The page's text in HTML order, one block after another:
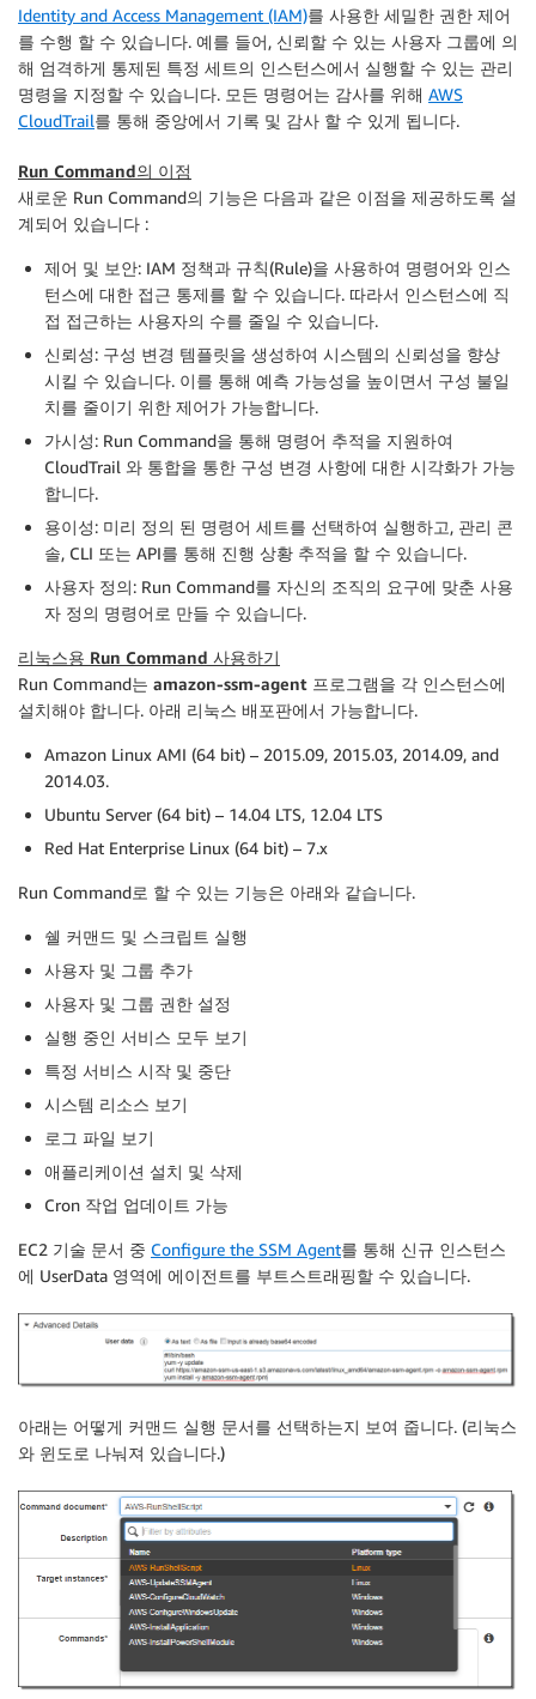
Identity and Access Management (IAM)를 사용한 세밀한 권한 제어
를 수행 할 수 있습니다. 예를 들어, 신뢰할 수 있는 사용자 그룹에 의
해 엄격하게 통제된 특정 세트의 인스턴스에서 실행할 수 있는 관리
명령을 지정할 수 있습니다. 모든 명령어는 감사를 위해 AWS
CloudTrail를 통해 중앙에서 기록 및 감사 할 수 있게 됩니다.
Run Command의 이점
새로운 Run Command의 기능은 다음과 같은 이점을 제공하도록 설
계되어 있습니다 :
제어 및 보안: IAM 정책과 규칙(Rule)을 사용하여 명령어와 인스
턴스에 대한 접근 통제를 할 수 있습니다. 따라서 인스턴스에 직
접 접근하는 사용자의 수를 줄일 수 있습니다.
신뢰성: 구성 변경 템플릿을 생성하여 시스템의 신뢰성을 향상
시킬 수 있습니다. 이를 통해 예측 가능성을 높이면서 구성 불일
치를 줄이기 위한 제어가 가능합니다.
가시성: Run Command을 통해 명령어 추적을 지원하여
CloudTrail 와 통합을 통한 구성 변경 사항에 대한 시각화가 가능
합니다.
용이성: 미리 정의 된 명령어 세트를 선택하여 실행하고, 관리 콘
솔, CLI 또는 API를 통해 진행 상황 추적을 할 수 있습니다.
사용자 정의: Run Command를 자신의 조직의 요구에 맞춘 사용
자 정의 명령어로 만들 수 있습니다.
리눅스용 Run Command 사용하기
Run Command는 amazon-ssm-agent 프로그램을 각 인스턴스에
설치해야 합니다. 아래 리눅스 배포판에서 가능합니다.
Amazon Linux AMI (64 bit) – 2015.09, 2015.03, 2014.09, and
2014.03.
Ubuntu Server (64 bit) – 14.04 LTS, 12.04 LTS
Red Hat Enterprise Linux (64 bit) – 7.x
Run Command로 할 수 있는 기능은 아래와 같습니다.
쉘 커맨드 및 스크립트 실행
사용자 및 그룹 추가
사용자 및 그룹 권한 설정
실행 중인 서비스 모두 보기
특정 서비스 시작 및 중단
시스템 리소스 보기
로그 파일 보기
애플리케이션 설치 및 삭제
Cron 작업 업데이트 가능
EC2 기술 문서 중 Configure the SSM Agent를 통해 신규 인스턴스
에 UserData 영역에 에이전트를 부트스트래핑할 수 있습니다.
아래는 어떻게 커맨드 실행 문서를 선택하는지 보여 줍니다. (리눅스
와 윈도로 나눠져 있습니다.)